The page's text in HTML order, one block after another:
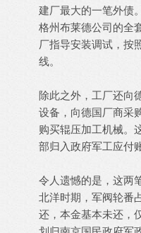
建厂最大的一笔外债
格州布莱德公司的全
厂指导安装调试，按
线。
除此之外，工厂还向
设备，向德国厂商采
购买辊压加工机械。
部归入政府军工应付
令人遗憾的是，这两
北洋时期，军阀轮番
还，本金基本未还，